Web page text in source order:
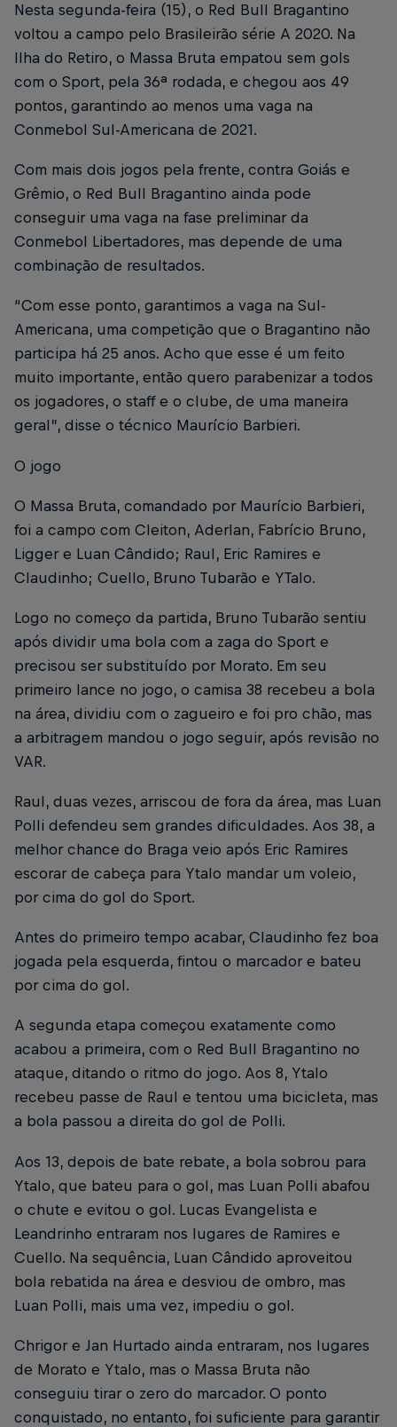
Nesta segunda-feira (15), o Red Bull Bragantino
voltou a campo pelo Brasileirão série A 2020. Na
Ilha do Retiro, o Massa Bruta empatou sem gols
com o Sport, pela 36ª rodada, e chegou aos 49
pontos, garantindo ao menos uma vaga na
Conmebol Sul-Americana de 2021.
Com mais dois jogos pela frente, contra Goiás e
Grêmio, o Red Bull Bragantino ainda pode
conseguir uma vaga na fase preliminar da
Conmebol Libertadores, mas depende de uma
combinação de resultados.
“Com esse ponto, garantimos a vaga na Sul-
Americana, uma competição que o Bragantino não
participa há 25 anos. Acho que esse é um feito
muito importante, então quero parabenizar a todos
os jogadores, o staff e o clube, de uma maneira
geral”, disse o técnico Maurício Barbieri.
O jogo
O Massa Bruta, comandado por Maurício Barbieri,
foi a campo com Cleiton, Aderlan, Fabrício Bruno,
Ligger e Luan Cândido; Raul, Eric Ramires e
Claudinho; Cuello, Bruno Tubarão e YTalo.
Logo no começo da partida, Bruno Tubarão sentiu
após dividir uma bola com a zaga do Sport e
precisou ser substituído por Morato. Em seu
primeiro lance no jogo, o camisa 38 recebeu a bola
na área, dividiu com o zagueiro e foi pro chão, mas
a arbitragem mandou o jogo seguir, após revisão no
VAR.
Raul, duas vezes, arriscou de fora da área, mas Luan
Polli defendeu sem grandes dificuldades. Aos 38, a
melhor chance do Braga veio após Eric Ramires
escorar de cabeça para Ytalo mandar um voleio,
por cima do gol do Sport.
Antes do primeiro tempo acabar, Claudinho fez boa
jogada pela esquerda, fintou o marcador e bateu
por cima do gol.
A segunda etapa começou exatamente como
acabou a primeira, com o Red Bull Bragantino no
ataque, ditando o ritmo do jogo. Aos 8, Ytalo
recebeu passe de Raul e tentou uma bicicleta, mas
a bola passou a direita do gol de Polli.
Aos 13, depois de bate rebate, a bola sobrou para
Ytalo, que bateu para o gol, mas Luan Polli abafou
o chute e evitou o gol. Lucas Evangelista e
Leandrinho entraram nos lugares de Ramires e
Cuello. Na sequência, Luan Cândido aproveitou
bola rebatida na área e desviou de ombro, mas
Luan Polli, mais uma vez, impediu o gol.
Chrigor e Jan Hurtado ainda entraram, nos lugares
de Morato e Ytalo, mas o Massa Bruta não
conseguiu tirar o zero do marcador. O ponto
conquistado, no entanto, foi suficiente para garantir